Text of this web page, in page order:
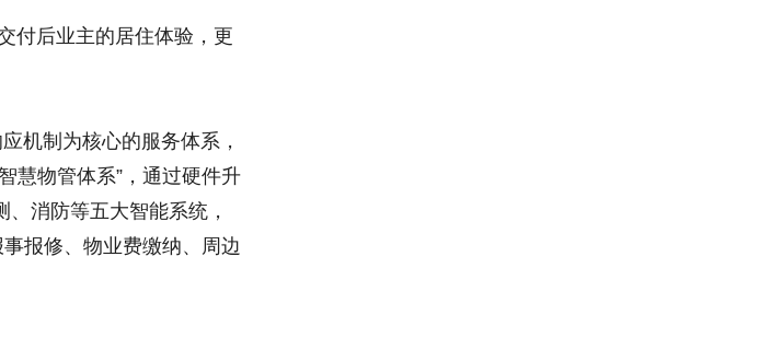
付后业主的居住体验，更
机制为核心的服务体系，
慧物管体系”，通过硬件升
消防等五大智能系统，
报修、物业费缴纳、周边